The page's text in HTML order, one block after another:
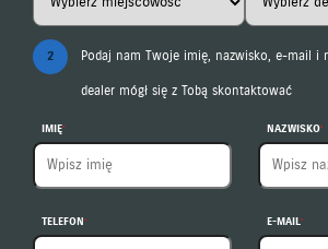
2
Podaj nam Twoje imię, nazwisko, e-mail i
dealer mógł się z Tobą skontaktować
IMIĘ NAZWISKO
TELEFON E-MAIL